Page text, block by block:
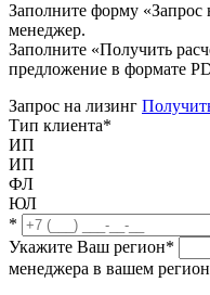
Заполните форму «Запрос
менеджер.
Заполните «Получить
предложение в формате
Запрос на лизинг
Тип клиента*
ИП
ИП
ФЛ
ЮЛ
*
Укажите Ваш регион*
менеджера в вашем